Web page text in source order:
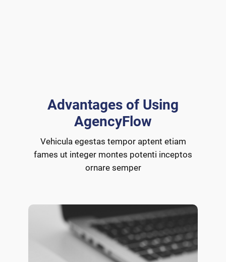
Advantages of Using
AgencyFlow
Vehicula egestas tempor aptent etiam
fames ut integer montes potenti inceptos
ornare semper